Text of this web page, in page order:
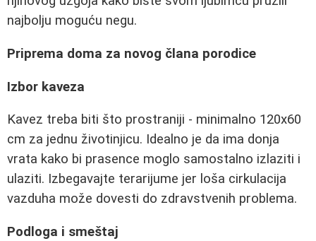
najbolju moguću negu.
Priprema doma za novog člana porodice
Izbor kaveza
Kavez treba biti što prostraniji - minimalno 120x60
cm za jednu životinjicu. Idealno je da ima donja
vrata kako bi prasence moglo samostalno izlaziti i
ulaziti. Izbegavajte terarijume jer loša cirkulacija
vazduha može dovesti do zdravstvenih problema.
Podloga i smeštaj